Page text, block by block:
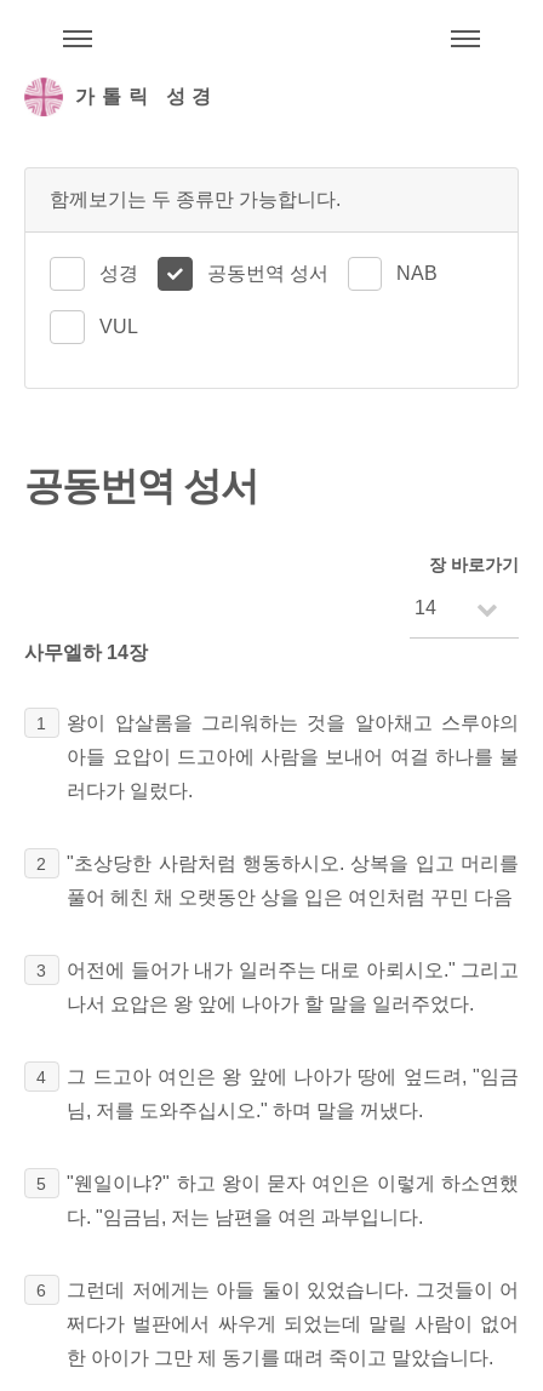
가톨릭 성경
함께보기는 두 종류만 가능합니다.
성경 공동번역 성서 NAB
VUL
공동번역 성서
장 바로가기
사무엘하 14장
1
왕이 압살롬을 그리워하는 것을 알아채고 스루야의
아들 요압이 드고아에 사람을 보내어 여걸 하나를 불
러다가 일렀다.
2
"초상당한 사람처럼 행동하시오. 상복을 입고 머리를
풀어 헤친 채 오랫동안 상을 입은 여인처럼 꾸민 다음
3
어전에 들어가 내가 일러주는 대로 아뢰시오." 그리고
나서 요압은 왕 앞에 나아가 할 말을 일러주었다.
4
그 드고아 여인은 왕 앞에 나아가 땅에 엎드려, "임금
님, 저를 도와주십시오." 하며 말을 꺼냈다.
5
"웬일이냐?" 하고 왕이 묻자 여인은 이렇게 하소연했
다. "임금님, 저는 남편을 여읜 과부입니다.
6
그런데 저에게는 아들 둘이 있었습니다. 그것들이 어
쩌다가 벌판에서 싸우게 되었는데 말릴 사람이 없어
한 아이가 그만 제 동기를 때려 죽이고 말았습니다.